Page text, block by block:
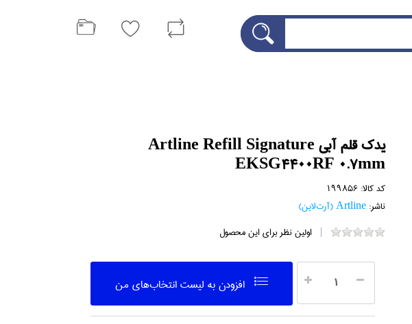
يدك قلم آبي Artline Refill Signature
EKSG4400RF 0.7mm
کد کالا: 199856
ناشر: Artline (آرت‌لاين)
اولین نظر برای این محصول
افزودن به ليست انتخاب‌هاي من